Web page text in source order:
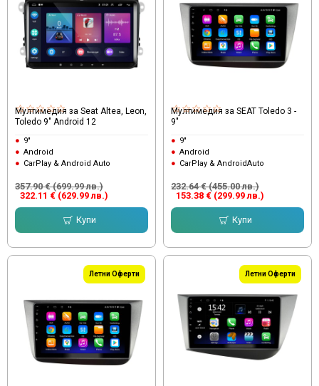
Мултимедия за Seat Altea, Leon,
Toledo 9" Android 12
9"
Android
CarPlay & Android Auto
322.11 € (629.99 лв.)
357.90 € (699.99 лв.)
Купи
Мултимедия за SEAT Toledo 3 -
9"
9"
Android
CarPlay & AndroidAuto
153.38 € (299.99 лв.)
232.64 € (455.00 лв.)
Купи
Летни Оферти Летни Оферти